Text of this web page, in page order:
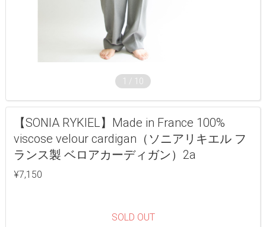
1 / 10
【SONIA RYKIEL】Made in France 100%
viscose velour cardigan（ソニアリキエル フ
ランス製 ベロアカーディガン）2a
¥7,150
SOLD OUT